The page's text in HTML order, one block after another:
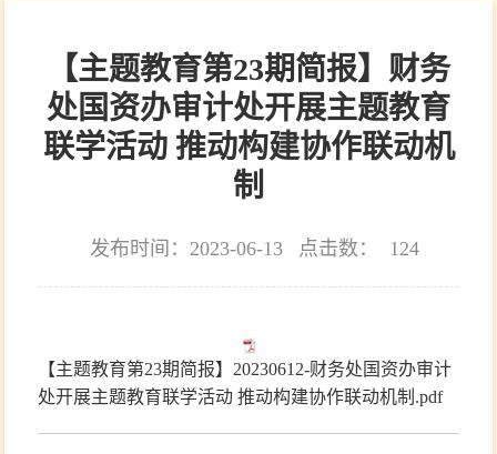
【主题教育第23期简报】财务
处国资办审计处开展主题教育
联学活动 推动构建协作联动机
制
发布时间：2023-06-13 点击数： 124
【主题教育第23期简报】20230612-财务处国资办审计
处开展主题教育联学活动 推动构建协作联动机制.pdf